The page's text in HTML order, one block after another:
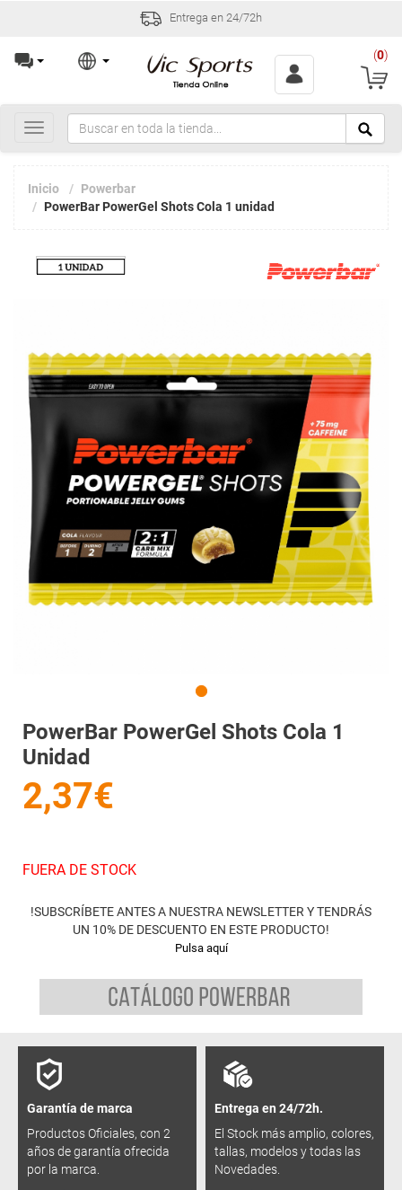
Entrega en 24/72h
(0)
Toggle
navigation
Inicio
Powerbar
PowerBar PowerGel Shots Cola 1 unidad
PowerBar PowerGel Shots Cola 1
Unidad
2,37€
FUERA DE STOCK
!SUBSCRÍBETE ANTES A NUESTRA NEWSLETTER Y TENDRÁS
UN 10% DE DESCUENTO EN ESTE PRODUCTO!
Pulsa aquí
Garantía de marca
Productos Oficiales, con 2
años de garantía ofrecida
por la marca.
Entrega en 24/72h.
El Stock más amplio, colores,
tallas, modelos y todas las
Novedades.